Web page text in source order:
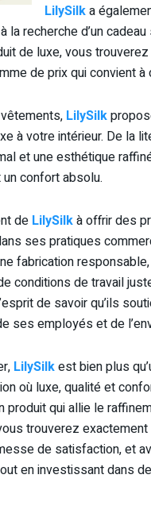
LilySilka
la recherche d’un
de luxe, vous
de prix qui convient
LilySilk
à votre intérieur. De la
et une esthétique
confort absolu.
de LilySilkà offrir des
ses pratiques
fabrication
conditions de travail
de savoir qu’ils
ses employés et de
LilySilkest bien plus
où luxe, qualité et
produit qui allie le
trouverez
de satisfaction, et
en investissant dans